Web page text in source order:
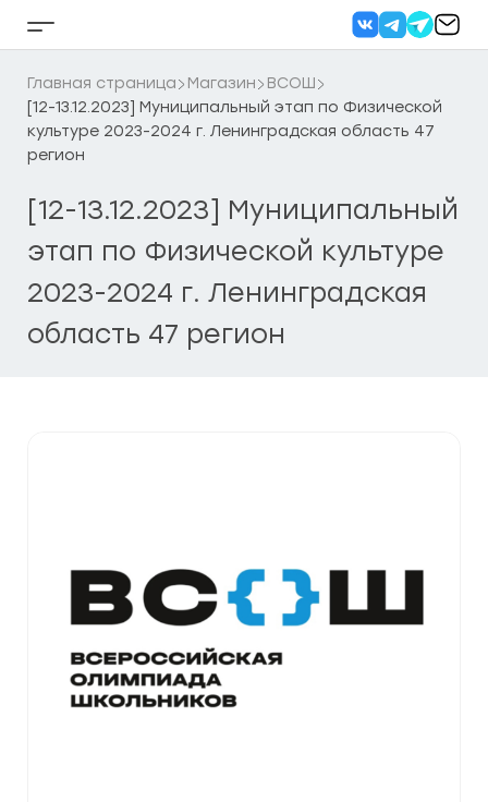
Кнопка
бокового
меню
Главная страница Магазин
ВСОШ
[12-13.12.2023] Муниципальный этап по Физической
культуре 2023-2024 г. Ленинградская область 47
регион
[12-13.12.2023] Муниципальный
этап по Физической культуре
2023-2024 г. Ленинградская
область 47 регион